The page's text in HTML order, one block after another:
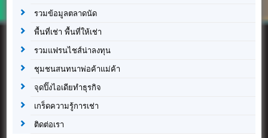
รวมข้อมูลตลาดนัด
พื้นที่เช่า พื้นที่ให้เช่า
รวมแฟรนไชส์น่าลงทุน
ชุมชนสนทนาพ่อค้าแม่ค้า
จุดปิ๊งไอเดียทำธุรกิจ
เกร็ดความรู้การเช่า
ติดต่อเรา